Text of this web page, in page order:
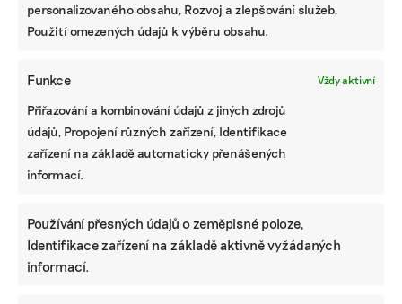
personalizovaného obsahu, Rozvoj a zlepšování služeb,
Použití omezených údajů k výběru obsahu.
Funkce Vždy aktivní
Přiřazování a kombinování údajů z jiných zdrojů
údajů, Propojení různých zařízení, Identifikace
zařízení na základě automaticky přenášených
informací.
Používání přesných údajů o zeměpisné poloze,
Identifikace zařízení na základě aktivně vyžádaných
informací.
Udržitelnost, umění i komunitní sdílení.
Hradišti startuje tento týden
Ani trend, ani povinnost. Udržitelnost je
způsob, jak řídit firmu do budoucna a zvyšovat
její hodnotu, říká expertka